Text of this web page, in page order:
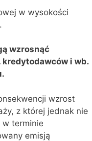
w wysokości
wzrosnąć
kredytodawców i wb.
wzrost
z której jednak nie
w terminie
emisją